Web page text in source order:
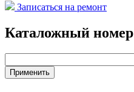
Записаться на ремонт
Каталожный номер